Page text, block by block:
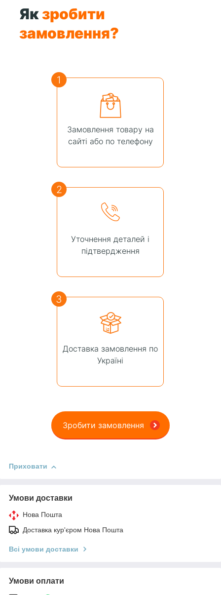
Якзробити
замовлення?
1
Замовлення товару на
сайті або по телефону
2
Уточнення деталей і
підтвердження
3
Доставка замовлення по
Україні
Зробити замовлення
Приховати
Умови доставки
Нова Пошта
Доставка кур'єром Нова Пошта
Всі умови доставки
Умови оплати